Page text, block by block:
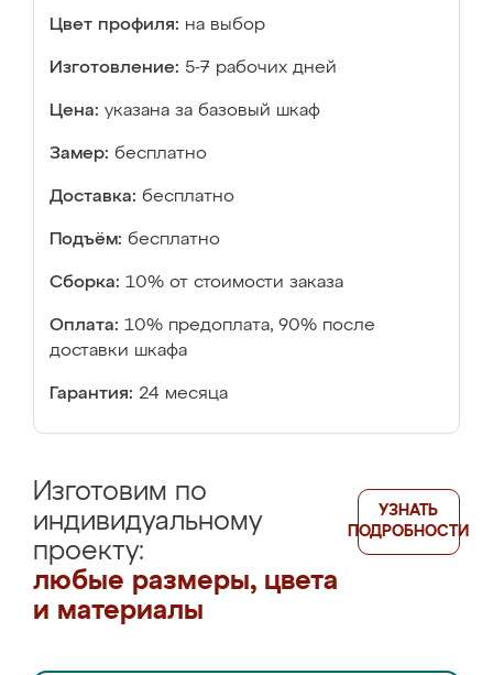
Цвет профиля: на выбор
Изготовление: 5-7 рабочих дней
Цена: указана за базовый шкаф
Замер: бесплатно
Доставка: бесплатно
Подъём: бесплатно
Сборка: 10% от стоимости заказа
Оплата: 10% предоплата, 90% после
доставки шкафа
Гарантия: 24 месяца
Изготовим по
индивидуальному
проекту:
любые размеры, цвета
и материалы
УЗНАТЬ
ПОДРОБНОСТИ